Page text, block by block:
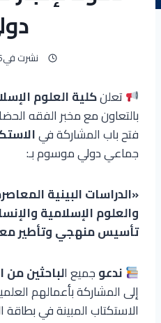
نشرت في
تعلنكلية العلوم
بالتعاون مع مخبر الفقه
فتح باب المشاركة في
جماعي دولي موسوم بـ:
«الدراسات البينية
والعلوم الإسلامية
تأسيس منهجي وتأطير
ندعوجميع الباحثين من
إلى المشاركة بأعمالهم
الاستكتاب المبينة في بطاقة